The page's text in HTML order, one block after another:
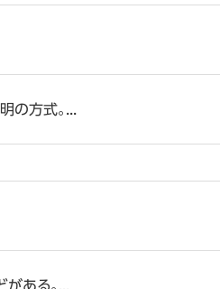
の方式。...
ある。...